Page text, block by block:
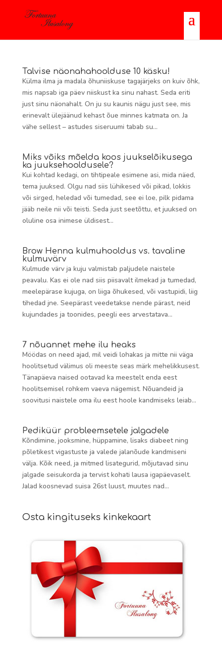
Talvise näonahahoolduse 10 käsku!
Külma ilma ja madala õhuniiskuse tagajärjeks on kuiv õhk,
mis napsab iga päev niiskust ka sinu nahast. Seda eriti
just sinu näonahalt. On ju su kaunis nägu just see, mis
erinevalt ülejäänud kehast õue minnes katmata on. Ja
vähe sellest – astudes siseruumi tabab su...
Miks võiks mõelda koos juukselõikusega
ka juuksehooldusele?
Kui kohtad kedagi, on tihtipeale esimene asi, mida näed,
tema juuksed. Olgu nad siis lühikesed või pikad, lokkis
või sirged, heledad või tumedad, see ei loe, pilk pidama
jääb neile nii või teisti. Seda just seetõttu, et juuksed on
oluline osa inimese üldisest...
Brow Henna kulmuhooldus vs. tavaline
kulmuvärv
Kulmude värv ja kuju valmistab paljudele naistele
peavalu. Kas ei ole nad siis piisavalt ilmekad ja tumedad,
meelepärase kujuga, on liiga õhukesed, või vastupidi, liig
tihedad jne. Seepärast veedetakse nende pärast, neid
kujundades ja toonides, peegli ees arvestatava...
7 nõuannet mehe ilu heaks
Möödas on need ajad, mil veidi lohakas ja mitte nii väga
hoolitsetud välimus oli meeste seas märk mehelikkusest.
Tänapäeva naised ootavad ka meestelt enda eest
hoolitsemisel rohkem vaeva nägemist. Nõuandeid ja
soovitusi naistele oma ilu eest hoole kandmiseks leiab...
Pediküür probleemsetele jalgadele
Kõndimine, jooksmine, hüppamine, lisaks diabeet ning
põletikest vigastuste ja valede jalanõude kandmiseni
välja. Kõik need, ja mitmed lisategurid, mõjutavad sinu
jalgade seisukorda ja tervist kohati lausa igapäevaselt.
Jalad koosnevad suisa 26st luust, muutes nad...
Osta kingituseks kinkekaart